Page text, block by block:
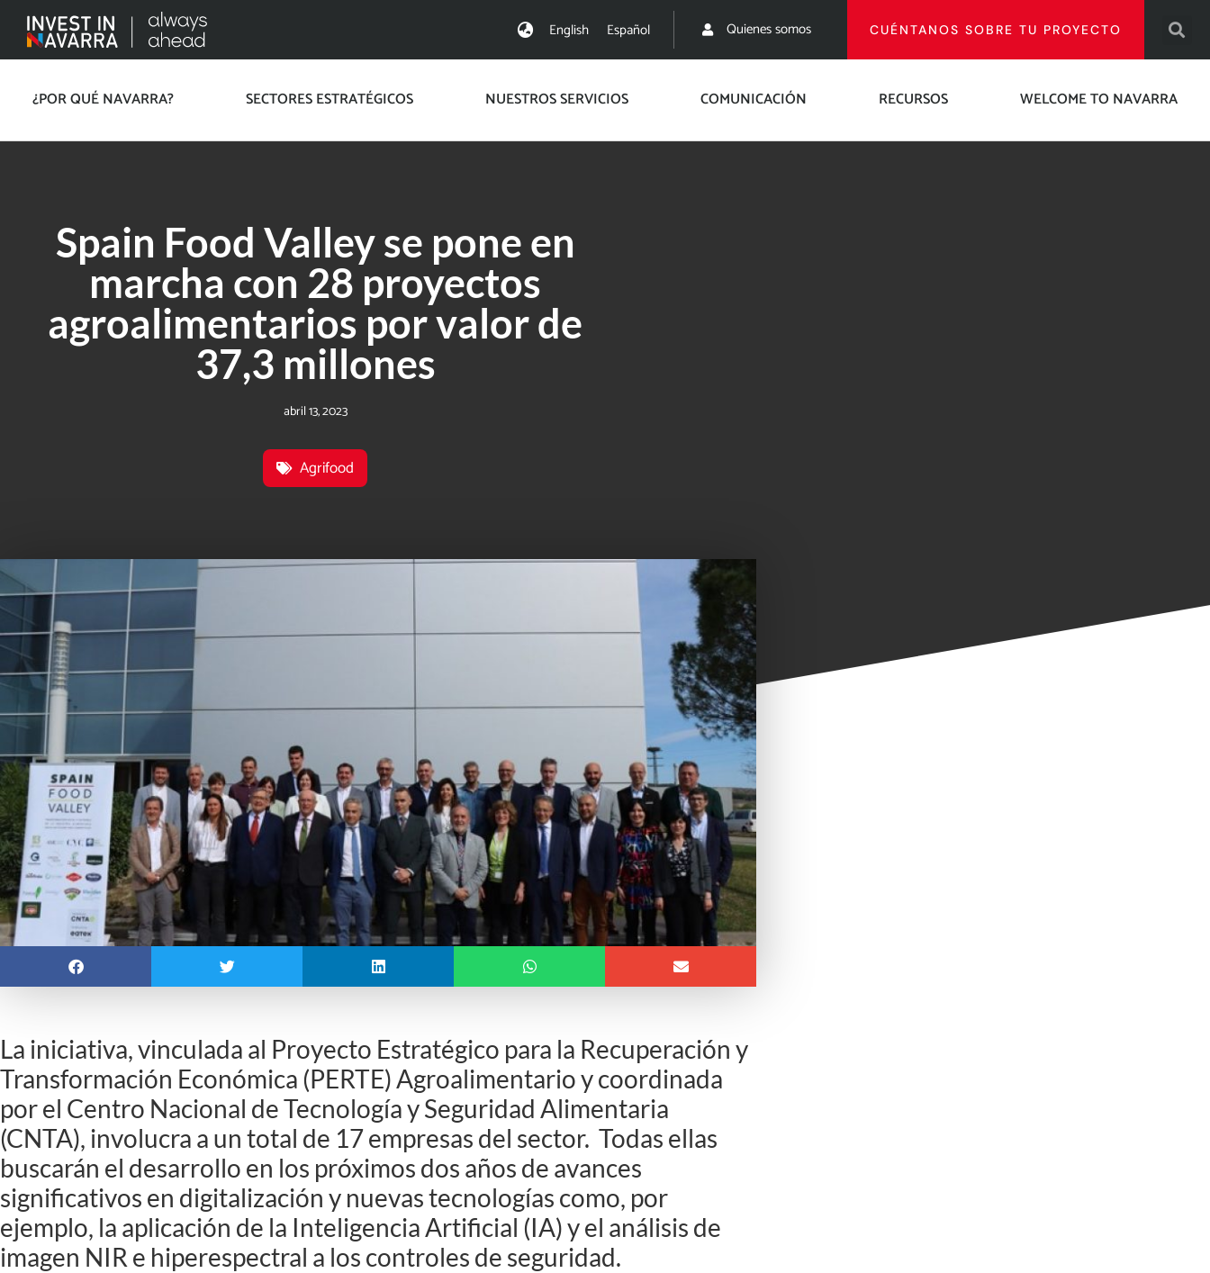
English Español Quienes somos CUÉNTANOS SOBRE TU PROYECTO
¿POR QUÉ NAVARRA? SECTORES ESTRATÉGICOS NUESTROS SERVICIOS COMUNICACIÓN RECURSOS WELCOME TO NAVARRA
Spain Food Valley se pone en
marcha con 28 proyectos
agroalimentarios por valor de
37,3 millones
abril 13, 2023
Agrifood
La iniciativa, vinculada al Proyecto Estratégico para la Recuperación y
Transformación Económica (PERTE) Agroalimentario y coordinada
por el Centro Nacional de Tecnología y Seguridad Alimentaria
(CNTA), involucra a un total de 17 empresas del sector. Todas ellas
buscarán el desarrollo en los próximos dos años de avances
significativos en digitalización y nuevas tecnologías como, por
ejemplo, la aplicación de la Inteligencia Artificial (IA) y el análisis de
imagen NIR e hiperespectral a los controles de seguridad.